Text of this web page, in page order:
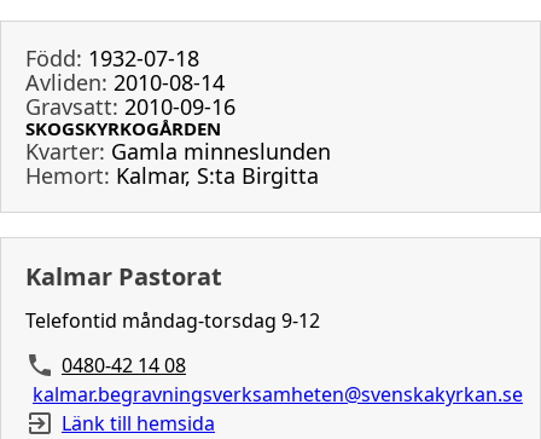
Född: 1932-07-18
Avliden: 2010-08-14
Gravsatt: 2010-09-16
SKOGSKYRKOGÅRDEN
Kvarter: Gamla minneslunden
Hemort: Kalmar, S:ta Birgitta
Kalmar Pastorat
Telefontid måndag-torsdag 9-12
0480-42 14 08
kalmar.begravningsverksamheten@svenskakyrkan.se
Länk till hemsida